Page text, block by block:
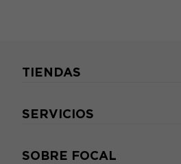
TIENDAS
SERVICIOS
SOBRE FOCAL